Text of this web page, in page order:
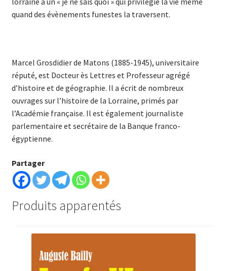
quand des évènements funestes la traversent.
Marcel Grosdidier de Matons (1885-1945), universitaire
réputé, est Docteur ès Lettres et Professeur agrégé
d’histoire et de géographie. Il a écrit de nombreux
ouvrages sur l’histoire de la Lorraine, primés par
l’Académie française. Il est également journaliste
parlementaire et secrétaire de la Banque franco-
égyptienne.
Partager
Produits apparentés